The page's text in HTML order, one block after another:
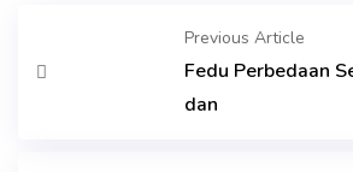
Previous Article
Fedu Perbedaan
dan